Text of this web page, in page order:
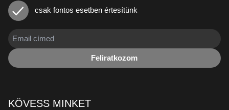
csak fontos esetben értesítünk
Feliratkozom
KÖVESS MINKET